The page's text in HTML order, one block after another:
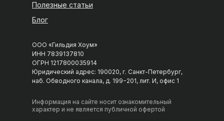
Строительство домов в СПб и Москве
НАПИСАТЬ В МЕССЕНДЖЕР
Telegram MAX
ВКонтакте
Блог
Полезные статьи
ООО «Гильдия Хоум»
ИНН 7839137810
ОГРН 1217800035914
Юридический адрес: 190020, г. Санкт-Петербург,
наб. Обводного канала, д. 199−201, лит. И, офис 1
Информация на сайте носит ознакомительный
характер и не является публичной офертой